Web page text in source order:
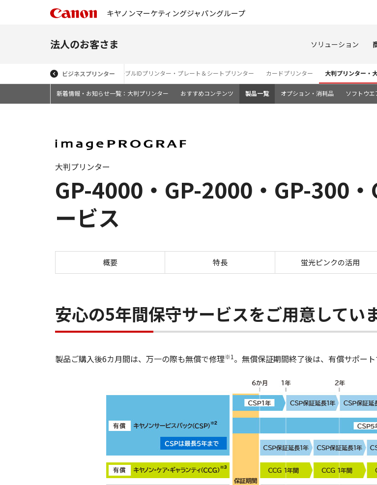
キヤノンマーケティングジャパングループ
法人のお客さま ソリューション
ビジネスプリンター
幅複合機・大判プリンター（トナー） ケーブルIDプリンター・プレート＆シートプリンター カードプリンター 大判プリンター・
新着情報・お知らせ一覧：大判プリンター おすすめコンテンツ 製品一覧 オプション・消耗品 ソフトウ
GP-4000・GP-2000・GP-300
ービス
大判プリンター
GP-4000
概要 特長 蛍光ピンクの活用
安心の5年間保守サービスをご用意していま
製品ご購入後6カ月間は、万一の際も無償で修理※1 。無償保証期間終了後は、有償サポート